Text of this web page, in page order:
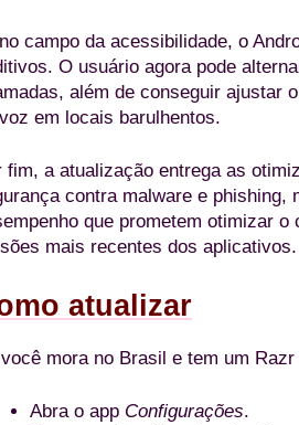
campo da acessibilidade, o
O usuário agora pode
além de conseguir ajustar
em locais barulhentos.
fim, a atualização entrega as
contra malware e phishing,
que prometem otimizar
mais recentes dos aplicativos.
atualizar
mora no Brasil e tem um
Abra o app Configurações.